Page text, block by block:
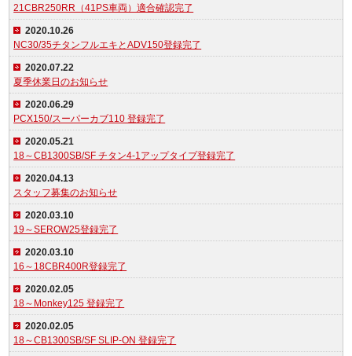
21CBR250RR（41PS車両）適合確認完了
2020.10.26
NC30/35チタンフルエキとADV150登録完了
2020.07.22
夏季休業日のお知らせ
2020.06.29
PCX150/スーパーカブ110 登録完了
2020.05.21
18～CB1300SB/SF チタン4-1アップタイプ登録完了
2020.04.13
スタッフ募集のお知らせ
2020.03.10
19～SEROW25登録完了
2020.03.10
16～18CBR400R登録完了
2020.02.05
18～Monkey125 登録完了
2020.02.05
18～CB1300SB/SF SLIP-ON 登録完了